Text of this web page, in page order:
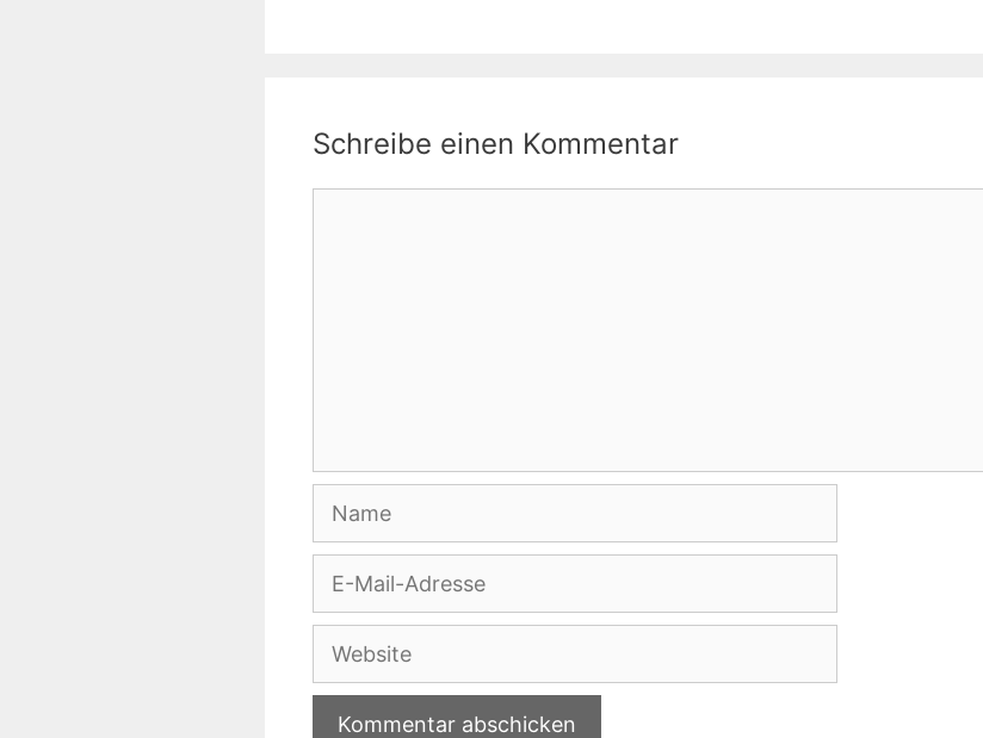
Schreibe einen Kommentar
Adresse
Website